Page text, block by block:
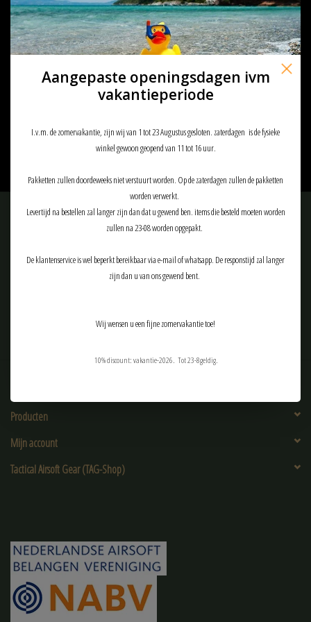
OPSMEN Earmor Kenwood
Meld je aan voor onze nieuwsbrief:
Producten
Mijn account
Tactical Airsoft Gear (TAG-Shop)
Aangepaste openingsdagen ivm
vakantieperiode
I.v.m. de zomervakantie, zijn wij van 1 tot 23 Augustus gesloten. zaterdagen is de fysieke
winkel gewoon geopend van 11 tot 16 uur.
Pakketten zullen doordeweeks niet verstuurt worden. Op de zaterdagen zullen de pakketten
worden verwerkt.
Levertijd na bestellen zal langer zijn dan dat u gewend ben. items die besteld moeten worden
zullen na 23-08 worden opgepakt.
De klantenservice is wel beperkt bereikbaar via e-mail of whatsapp. De responstijd zal langer
zijn dan u van ons gewend bent.
Wij wensen u een fijne zomervakantie toe!
10% discount: vakantie-2026. Tot 23-8geldig.